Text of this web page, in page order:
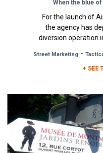
When the blue
For the launch of
the agency has
diversion operation
Street Marketing -
+ SEE